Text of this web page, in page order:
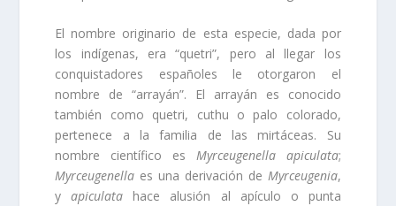
El nombre originario de esta especie, dada por
los indígenas, era “quetri”, pero al llegar los
conquistadores españoles le otorgaron el
nombre de “arrayán”. El arrayán es conocido
también como quetri, cuthu o palo colorado,
pertenece a la familia de las mirtáceas. Su
nombre científico es Myrceugenella apiculata;
Myrceugenella es una derivación de Myrceugenia,
y apiculata hace alusión al apículo o punta